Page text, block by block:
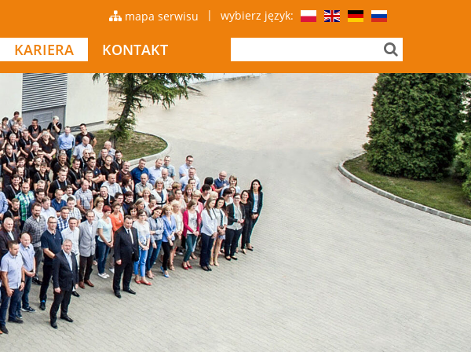
wybierz język:
|
mapa serwisu
KARIERA KONTAKT